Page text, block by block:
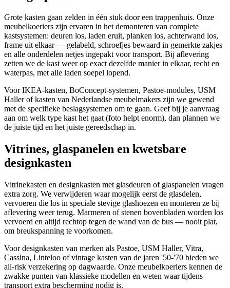
Grote kasten gaan zelden in één stuk door een trappenhuis. Onze
meubelkoeriers zijn ervaren in het demonteren van complete
kastsystemen: deuren los, laden eruit, planken los, achterwand los,
frame uit elkaar — gelabeld, schroefjes bewaard in gemerkte zakjes
en alle onderdelen netjes ingepakt voor transport. Bij aflevering
zetten we de kast weer op exact dezelfde manier in elkaar, recht en
waterpas, met alle laden soepel lopend.
Voor IKEA-kasten, BoConcept-systemen, Pastoe-modules, USM
Haller of kasten van Nederlandse meubelmakers zijn we gewend
met de specifieke beslagsystemen om te gaan. Geef bij je aanvraag
aan om welk type kast het gaat (foto helpt enorm), dan plannen we
de juiste tijd en het juiste gereedschap in.
Vitrines, glaspanelen en kwetsbare
designkasten
Vitrinekasten en designkasten met glasdeuren of glaspanelen vragen
extra zorg. We verwijderen waar mogelijk eerst de glasdelen,
vervoeren die los in speciale stevige glashoezen en monteren ze bij
aflevering weer terug. Marmeren of stenen bovenbladen worden los
vervoerd en altijd rechtop tegen de wand van de bus — nooit plat,
om breukspanning te voorkomen.
Voor designkasten van merken als Pastoe, USM Haller, Vitra,
Cassina, Linteloo of vintage kasten van de jaren '50-'70 bieden we
all-risk verzekering op dagwaarde. Onze meubelkoeriers kennen de
zwakke punten van klassieke modellen en weten waar tijdens
transport extra bescherming nodig is.